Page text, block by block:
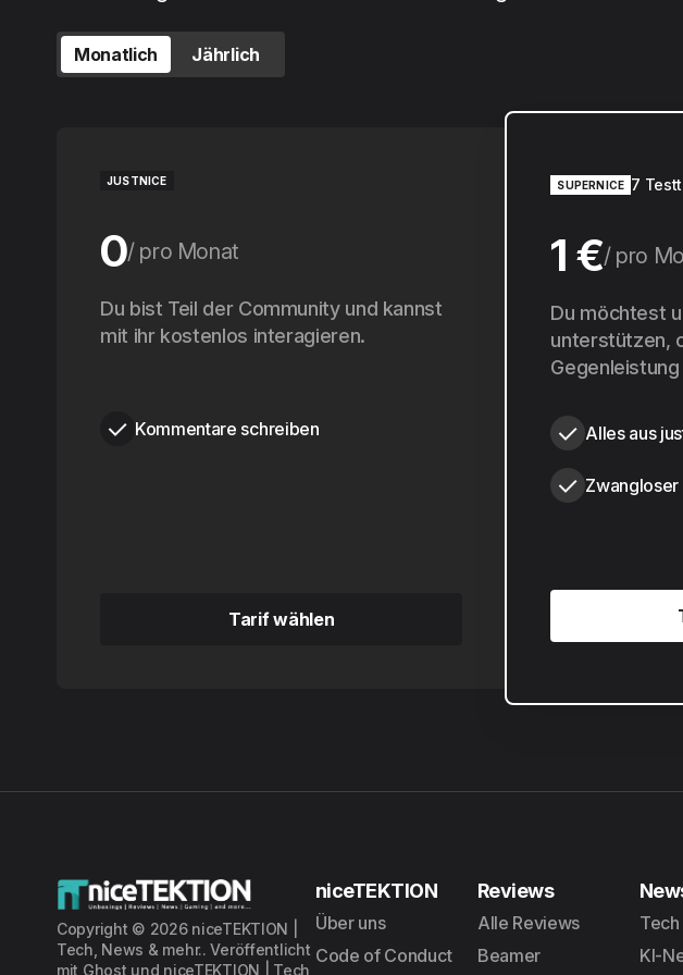
Monatlich Jährlich
JUSTNICE
0 pro Monat
0 pro Jahr
Du bist Teil der Community und kannst
mit ihr kostenlos interagieren.
Kommentare schreiben
Tarif wählen
SUPERNICE 7
1 € pro
10 € pro
Du möchtest
unterstützen,
Alles aus
Copyright © 2026 niceTEKTION |
Tech, News & mehr.. Veröffentlicht
mit Ghost und niceTEKTION | Tech,
niceTEKTION
Über uns
Code of Conduct
Reviews
Alle Reviews
Beamer
KI-